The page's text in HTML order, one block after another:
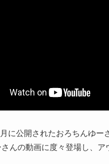
に公開されたおろちんゆ
んの動画に度々登場し、